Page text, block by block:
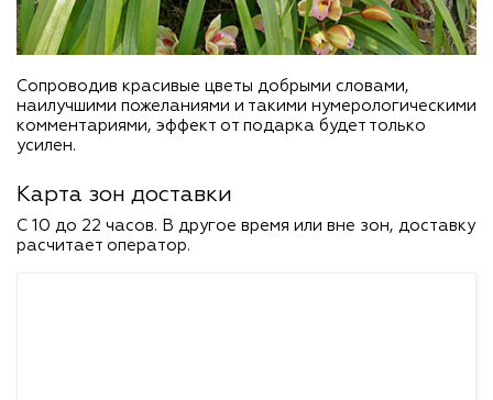
Сопроводив красивые цветы добрыми словами,
наилучшими пожеланиями и такими нумерологическими
комментариями, эффект от подарка будет только
усилен.
Карта зон доставки
C 10 до 22 часов. В другое время или вне зон, доставку
расчитает оператор.